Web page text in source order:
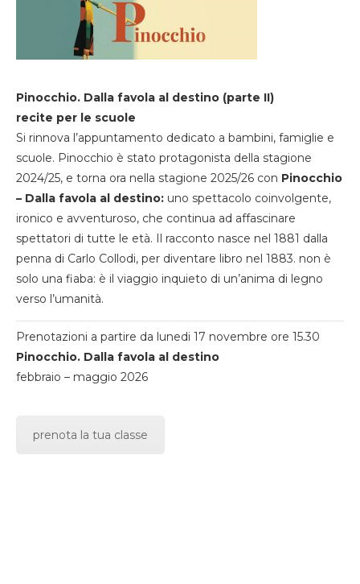
Pinocchio. Dalla favola al destino (parte II)
recite per le scuole
Si rinnova l’appuntamento dedicato a bambini, famiglie e
scuole. Pinocchio è stato protagonista della stagione
2024/25, e torna ora nella stagione 2025/26 con Pinocchio
– Dalla favola al destino: uno spettacolo coinvolgente,
ironico e avventuroso, che continua ad affascinare
spettatori di tutte le età. Il racconto nasce nel 1881 dalla
penna di Carlo Collodi, per diventare libro nel 1883. non è
solo una fiaba: è il viaggio inquieto di un’anima di legno
verso l’umanità.
Prenotazioni a partire da lunedi 17 novembre ore 15.30
Pinocchio. Dalla favola al destino
febbraio – maggio 2026
prenota la tua classe